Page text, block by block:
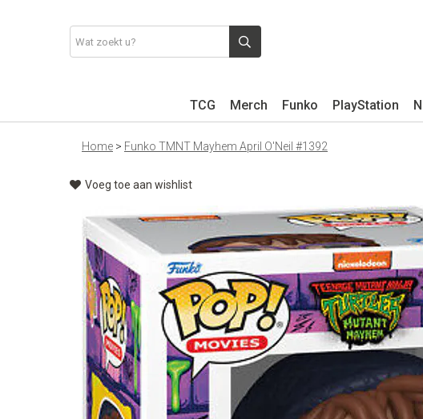
TCG Merch Funko PlayStation
Home > Funko TMNT Mayhem April O'Neil #1392
Voeg toe aan wishlist